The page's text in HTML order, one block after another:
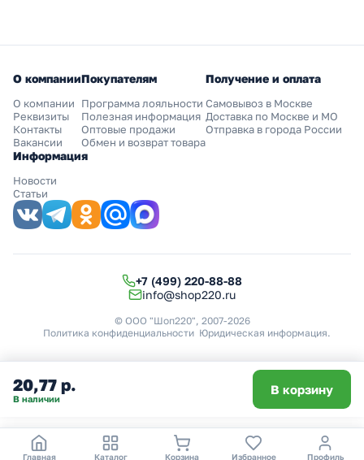
20,77 р.
В наличии
В корзину
О компании
О компании
Реквизиты
Контакты
Вакансии
Покупателям
Программа лояльности
Полезная информация
Оптовые продажи
Обмен и возврат товара
Получение и оплата
Самовывоз в Москве
Доставка по Москве и МО
Отправка в города России
Информация
Новости
Статьи
+7 (499) 220-88-88
info@shop220.ru
© ООО "Шоп220", 2007-2026
Политика конфиденциальности Юридическая информация.
Главная Каталог Корзина Избранное Профиль